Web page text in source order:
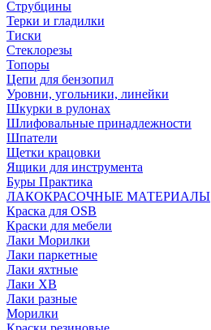
Струбцины
Терки и гладилки
Тиски
Стеклорезы
Топоры
Цепи для бензопил
Уровни, угольники, линейки
Шкурки в рулонах
Шлифовальные принадлежности
Шпатели
Щетки крацовки
Ящики для инструмента
Буры Практика
ЛАКОКРАСОЧНЫЕ МАТЕРИАЛЫ
Краска для OSB
Краски для мебели
Лаки Морилки
Лаки паркетные
Лаки яхтные
Лаки ХВ
Лаки разные
Морилки